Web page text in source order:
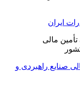
ایران
صنایع راهبردی و